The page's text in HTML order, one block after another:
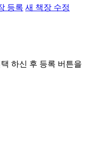
등록 새 책장 수정
하신 후 등록 버튼을